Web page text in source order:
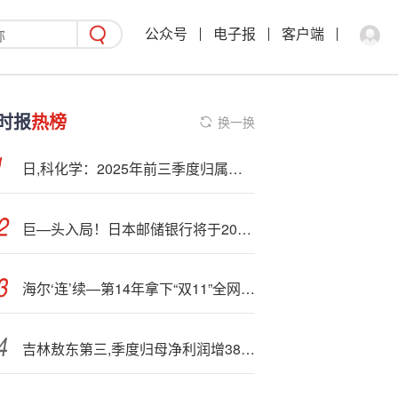
公众号 电子报 客户端
报热榜 换一换
日,科化学：2025年前三季度归属于上市公司股东的净利润同比增长107.67%
巨—头入局！日本邮储银行将于2026财年推出数字日元
海尔‘连’续—第14年拿下“双11”全网第一
吉林敖东第三,季度归母净利润增38.5%至9.79亿元